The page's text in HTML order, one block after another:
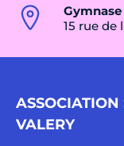
15 rue de
ASSOCIATION
VALERY